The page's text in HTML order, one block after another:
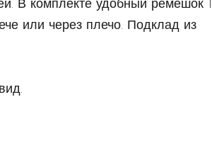
В комплекте удобный ремешок
или через плечо. Подклад из